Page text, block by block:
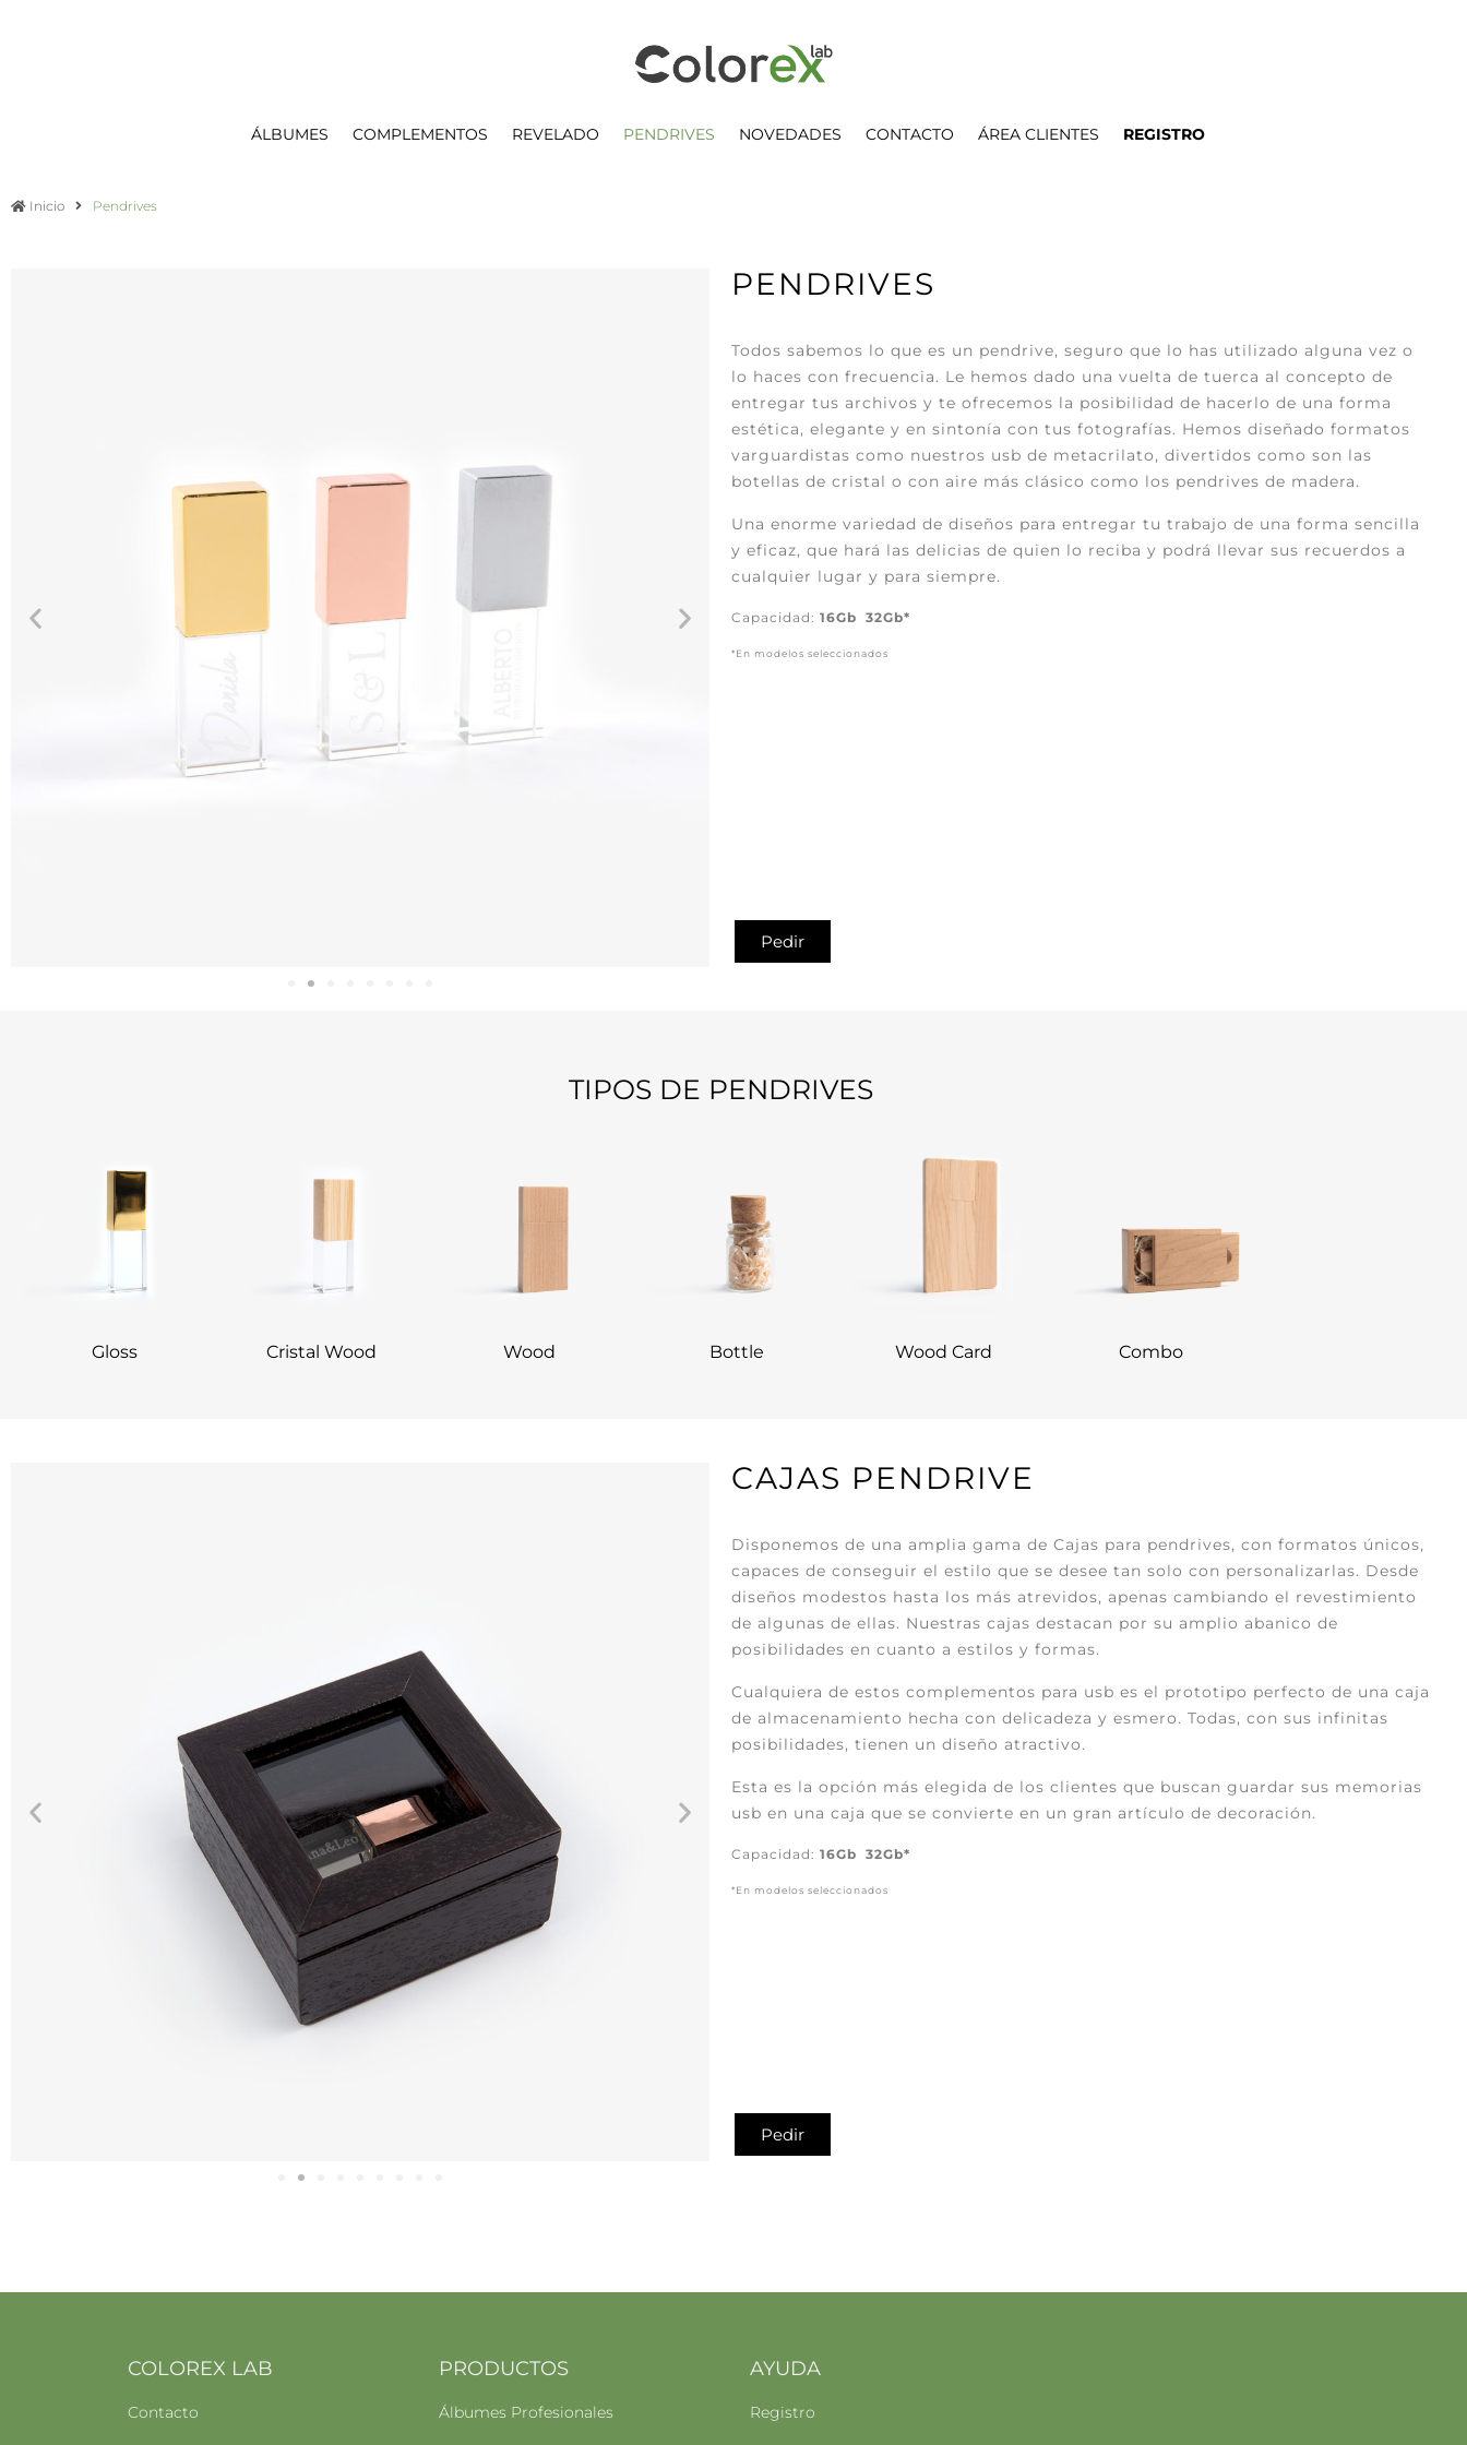
ÁLBUMES COMPLEMENTOS REVELADO PENDRIVES NOVEDADES CONTACTO ÁREA CLIENTES REGISTRO
Inicio Pendrives
PENDRIVES
Todos sabemos lo que es un pendrive, seguro que lo has utilizado alguna vez o
lo haces con frecuencia. Le hemos dado una vuelta de tuerca al concepto de
entregar tus archivos y te ofrecemos la posibilidad de hacerlo de una forma
estética, elegante y en sintonía con tus fotografías. Hemos diseñado formatos
varguardistas como nuestros usb de metacrilato, divertidos como son las
botellas de cristal o con aire más clásico como los pendrives de madera.
Una enorme variedad de diseños para entregar tu trabajo de una forma sencilla
y eficaz, que hará las delicias de quien lo reciba y podrá llevar sus recuerdos a
cualquier lugar y para siempre.
Capacidad: 16Gb 32Gb*
*En modelos seleccionados
Pedir
TIPOS DE PENDRIVES
Gloss Cristal Wood Wood Bottle Wood Card Combo
CAJAS PENDRIVE
Disponemos de una amplia gama de Cajas para pendrives, con formatos únicos,
capaces de conseguir el estilo que se desee tan solo con personalizarlas. Desde
diseños modestos hasta los más atrevidos, apenas cambiando el revestimiento
de algunas de ellas. Nuestras cajas destacan por su amplio abanico de
posibilidades en cuanto a estilos y formas.
Cualquiera de estos complementos para usb es el prototipo perfecto de una caja
de almacenamiento hecha con delicadeza y esmero. Todas, con sus infinitas
posibilidades, tienen un diseño atractivo.
Esta es la opción más elegida de los clientes que buscan guardar sus memorias
usb en una caja que se convierte en un gran artículo de decoración.
Capacidad: 16Gb 32Gb*
*En modelos seleccionados
Pedir
COLOREX LAB
Contacto
PRODUCTOS
Álbumes Profesionales
AYUDA
Registro